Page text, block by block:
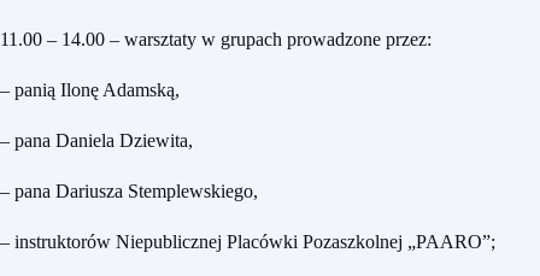
11.00 – 14.00 – warsztaty w grupach prowadzone przez:
– panią Ilonę Adamską,
– pana Daniela Dziewita,
– pana Dariusza Stemplewskiego,
– instruktorów Niepublicznej Placówki Pozaszkolnej „PAARO”;